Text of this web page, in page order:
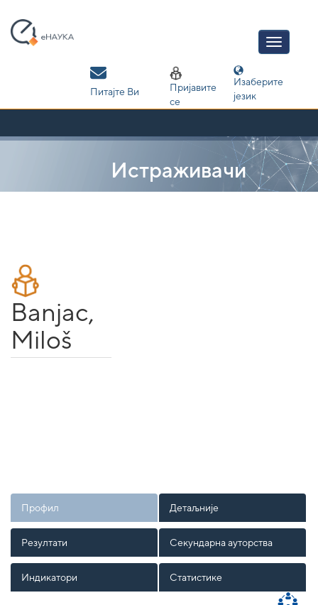
navigation
Питајте Ви
Пријавите
се
Изаберите
језик
Истраживачи
Banjac,
Miloš
Профил Детаљније
Резултати Секундарна ауторства
Индикатори Статистике